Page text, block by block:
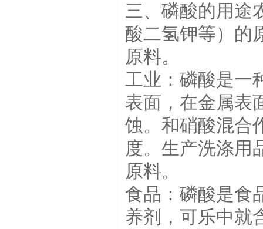
三、磷酸的用途
酸二氢钾等）的
原料。
工业：磷酸是一
表面，在金属表
蚀。和硝酸混合
度。生产洗涤用
原料。
食品：磷酸是食
养剂，可乐中就